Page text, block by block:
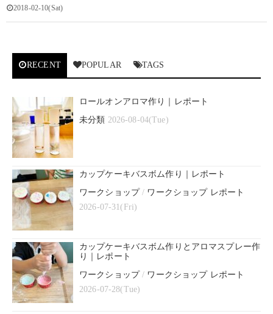
2018-02-10(Sat)
RECENT POPULAR TAGS
ロールオンアロマ作り｜レポート
未分類 2026-08-04(Tue)
カップケーキバスボム作り｜レポート
ワークショップ/ ワークショップ レポート
2026-07-31(Fri)
カップケーキバスボム作りとアロマスプレー作
り｜レポート
ワークショップ/ ワークショップ レポート
2026-07-28(Tue)